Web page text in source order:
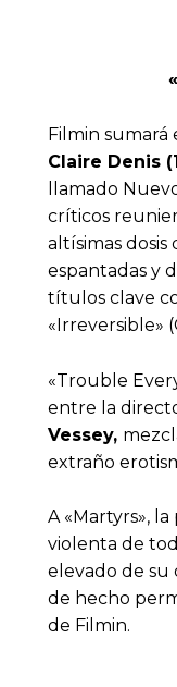
Filmin sumará
Claire Denis
llamado
críticos
altísimas
espantadas y
títulos clave
«Irreversible»
«Trouble
entre la
Vessey,
extraño
A «Martyrs»,
violenta de
elevado de su
de hecho
de Filmin.